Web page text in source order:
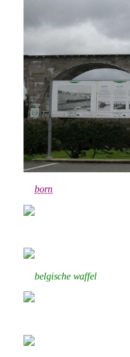
born
belgische waffel